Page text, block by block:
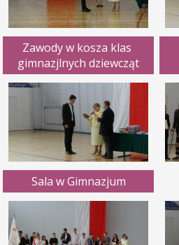
Zawody w kosza klas
gimnazjlnych dziewcząt
Sala w Gimnazjum